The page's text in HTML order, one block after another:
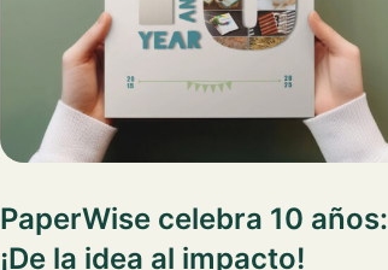
PaperWise celebra 10 años:
¡De la idea al impacto!